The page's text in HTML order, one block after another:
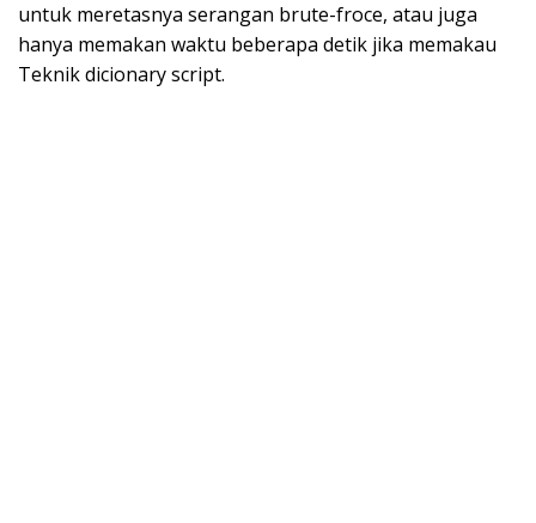
untuk meretasnya serangan brute-froce, atau juga
hanya memakan waktu beberapa detik jika memakau
Teknik dicionary script.